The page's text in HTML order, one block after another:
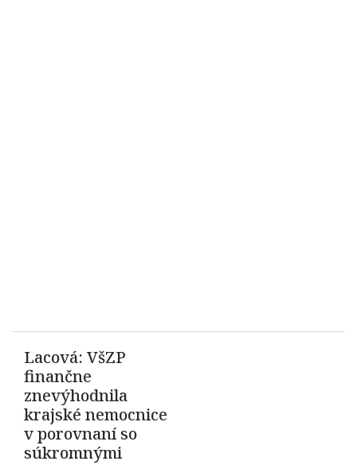
Lacová: VšZP
finančne
znevýhodnila
krajské nemocnice
v porovnaní so
súkromnými